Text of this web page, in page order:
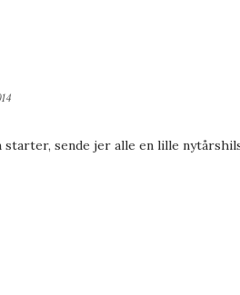
starter, sende jer alle en lille